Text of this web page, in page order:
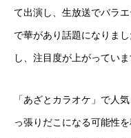
て出演し、生放送でバラ
で華があり話題になりま
し、注目度が上がっていま
「あざとカラオケ」で人
っ張りだこになる可能性